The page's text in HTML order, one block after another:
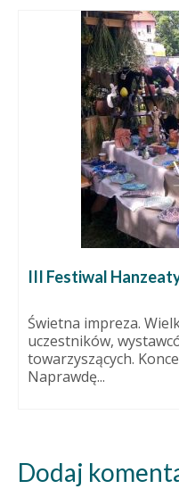
III Festiwal
Świetna impreza.
uczestników,
towarzyszących.
Naprawdę...
Dodaj